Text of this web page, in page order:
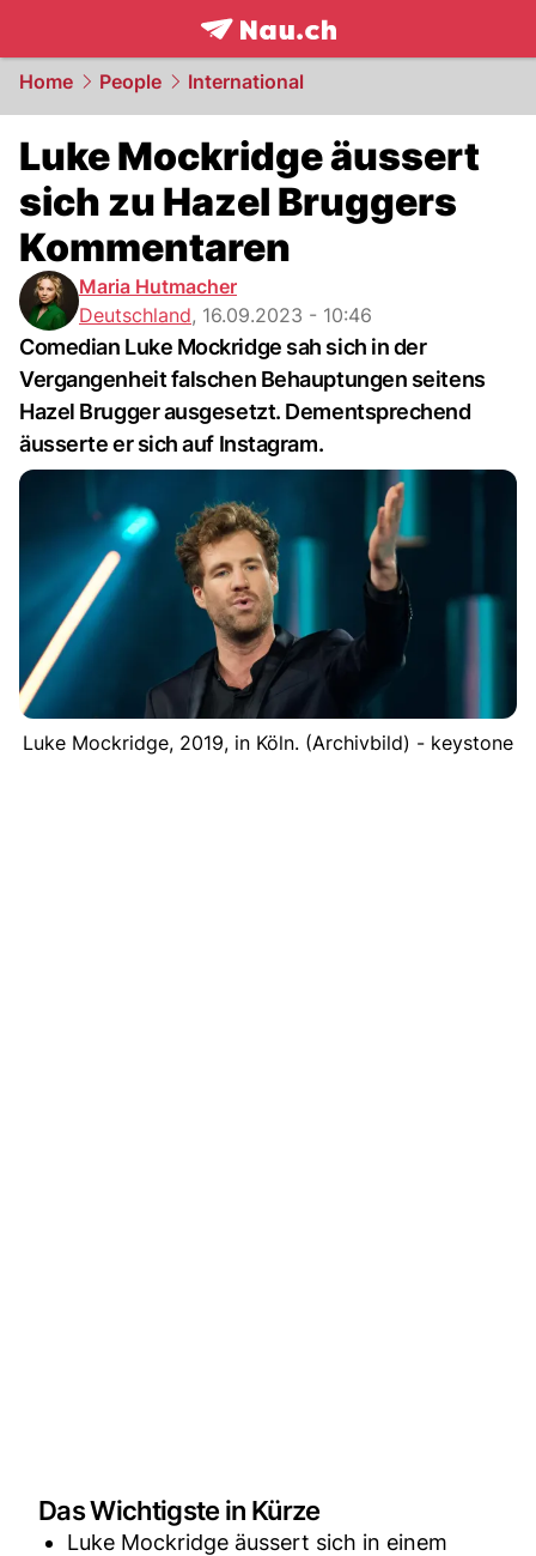
frontpage.NAU.ch
Home People International
Luke Mockridge äussert
sich zu Hazel Bruggers
Kommentaren
Maria Hutmacher
Deutschland, 16.09.2023 - 10:46
Comedian Luke Mockridge sah sich in der
Vergangenheit falschen Behauptungen seitens
Hazel Brugger ausgesetzt. Dementsprechend
äusserte er sich auf Instagram.
Luke Mockridge, 2019, in Köln. (Archivbild) - keystone
Das Wichtigste in Kürze
Luke Mockridge äussert sich in einem